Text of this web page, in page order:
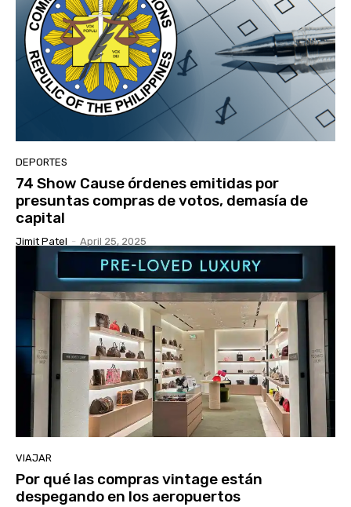
DEPORTES
74 Show Cause órdenes emitidas por
presuntas compras de votos, demasía de
capital
Jimit Patel - April 25, 2025
VIAJAR
Por qué las compras vintage están
despegando en los aeropuertos